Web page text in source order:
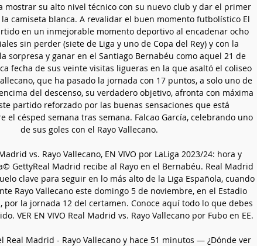
mostrar su alto nivel técnico con su nuevo club y dar el primer
camiseta blanca. A revalidar el buen momento futbolístico El
en un inmejorable momento deportivo al encadenar ocho
sin perder (siete de Liga y uno de Copa del Rey) y con la
sorpresa y ganar en el Santiago Bernabéu como aquel 21 de
fecha de sus veinte visitas ligueras en la que asaltó el coliseo
que ha pasado la jornada con 17 puntos, a solo uno de
del descenso, su verdadero objetivo, afronta con máxima
partido reforzado por las buenas sensaciones que está
el césped semana tras semana. Falcao García, celebrando uno
de sus goles con el Rayo Vallecano.
vs. Rayo Vallecano, EN VIVO por LaLiga 2023/24: hora y
GettyReal Madrid recibe al Rayo en el Bernabéu. Real Madrid
clave para seguir en lo más alto de la Liga Española, cuando
Rayo Vallecano este domingo 5 de noviembre, en el Estadio
por la jornada 12 del certamen. Conoce aquí todo lo que debes
VER EN VIVO Real Madrid vs. Rayo Vallecano por Fubo en EE.
Real Madrid - Rayo Vallecano y hace 51 minutos — ¿Dónde ver